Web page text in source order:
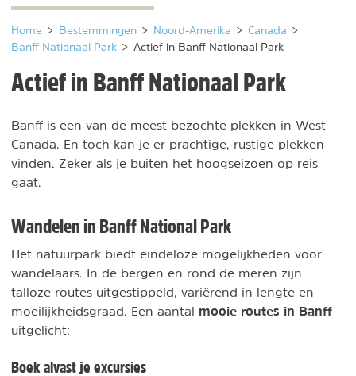
Home > Bestemmingen > Noord-Amerika > Canada >
Banff Nationaal Park > Actief in Banff Nationaal Park
Actief in Banff Nationaal Park
Banff is een van de meest bezochte plekken in West-
Canada. En toch kan je er prachtige, rustige plekken
vinden. Zeker als je buiten het hoogseizoen op reis
gaat.
Wandelen in Banff National Park
Het natuurpark biedt eindeloze mogelijkheden voor
wandelaars. In de bergen en rond de meren zijn
talloze routes uitgestippeld, variërend in lengte en
moeilijkheidsgraad. Een aantal mooie routes in Banff
uitgelicht:
Boek alvast je excursies